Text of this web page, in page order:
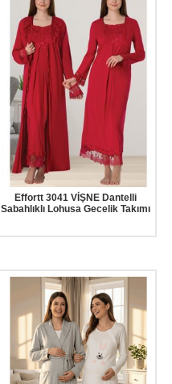
Effortt 3041 VİŞNE Dantelli
Sabahlıklı Lohusa Gecelik Takımı